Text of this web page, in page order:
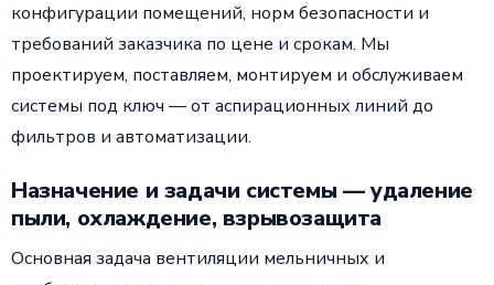
конфигурации помещений, норм безопасности и
требований заказчика по цене и срокам. Мы
проектируем, поставляем, монтируем и обслуживаем
системы под ключ — от аспирационных линий до
фильтров и автоматизации.
Назначение и задачи системы — удаление
пыли, охлаждение, взрывозащита
Основная задача вентиляции мельничных и